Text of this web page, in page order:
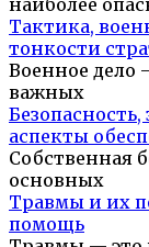
Тактика,
тонкости
Военное дело
важных
аспекты
Собственная
основных
Травмы и их
помощь